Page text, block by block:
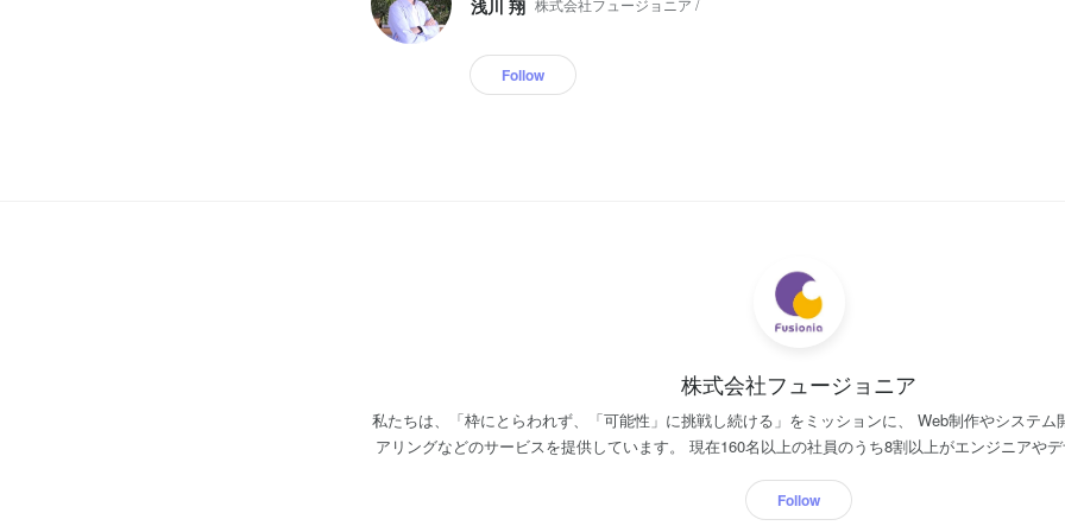
浅川 翔 株式会社フュージョニア /
Follow
株式会社フュージョニア
私たちは、「枠にとらわれず、「可能性」に挑戦し続ける」をミッションに、 Web制作やシステム
アリングなどのサービスを提供しています。 現在160名以上の社員のうち8割以上がエンジニアやデザイナー。 クライアン
更なる成長と発展の時期を迎えています。
Follow